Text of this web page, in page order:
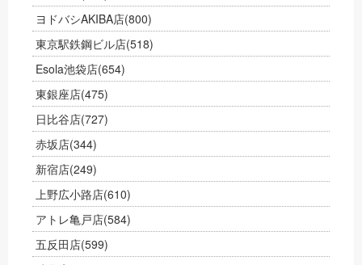
ヨドバシAKIBA店(800)
東京駅鉄鋼ビル店(518)
Esola池袋店(654)
東銀座店(475)
日比谷店(727)
赤坂店(344)
新宿店(249)
上野広小路店(610)
アトレ亀戸店(584)
五反田店(599)